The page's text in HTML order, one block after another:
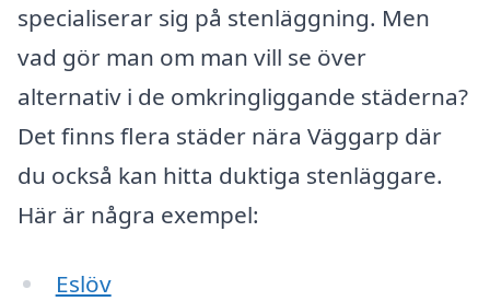
specialiserar sig på stenläggning. Men
vad gör man om man vill se över
alternativ i de omkringliggande städerna?
Det finns flera städer nära Väggarp där
du också kan hitta duktiga stenläggare.
Här är några exempel:
Eslöv